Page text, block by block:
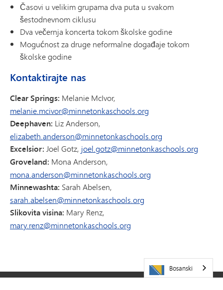
Časovi u velikim grupama dva puta u svakom
šestodnevnom ciklusu
Dva večernja koncerta tokom školske godine
Mogućnost za druge neformalne događaje tokom
školske godine
Kontaktirajte nas
Clear Springs: Melanie McIvor,
melanie.mcivor@minnetonkaschools.org
Deephaven: Liz Anderson,
elizabeth.anderson@minnetonkaschools.org
Excelsior: Joel Gotz, joel.gotz@minnetonkaschools.org
Groveland: Mona Anderson,
mona.anderson@minnetonkaschools.org
Minnewashta: Sarah Abelsen,
sarah.abelsen@minnetonkaschools.org
Slikovita visina: Mary Renz,
mary.renz@minnetonkaschools.org
Bosanski